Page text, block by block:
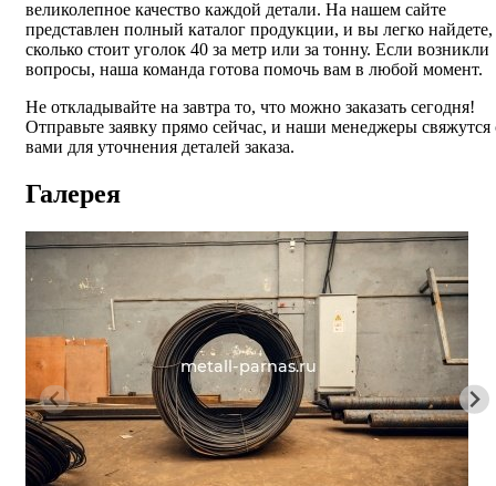
великолепное качество каждой детали. На нашем сайте
представлен полный каталог продукции, и вы легко найдете,
сколько стоит уголок 40 за метр или за тонну. Если возникли
вопросы, наша команда готова помочь вам в любой момент.
Не откладывайте на завтра то, что можно заказать сегодня!
Отправьте заявку прямо сейчас, и наши менеджеры свяжутся
вами для уточнения деталей заказа.
Галерея